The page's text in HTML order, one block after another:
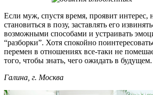
Если муж, спустя время, проявит интерес,
становиться в позу, заставлять его
возможными способами и устраивать
“разборки”. Хотя спокойно
перемен в отношениях все-таки не
того, чтобы знать, чего ожидать в будущем.
Галина, г. Москва